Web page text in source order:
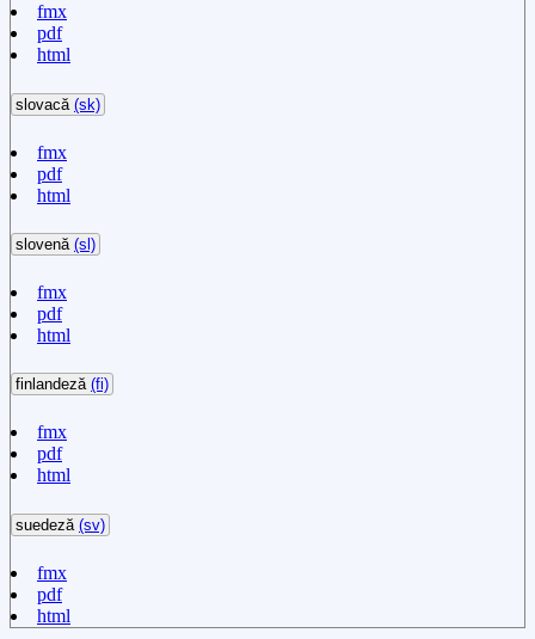
fmx
pdf
html
slovacă (sk)
fmx
pdf
html
slovenă (sl)
fmx
pdf
html
finlandeză (fi)
fmx
pdf
html
suedeză (sv)
fmx
pdf
html